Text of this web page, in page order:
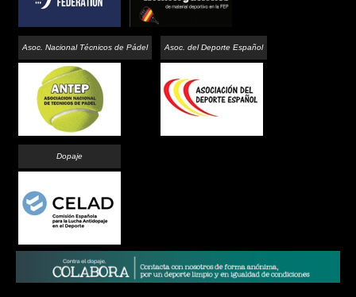
Asoc. Nacional Técnicos de Pádel Asoc. del Deporte Español
Dopaje